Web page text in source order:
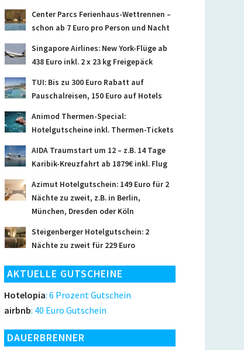
Center Parcs Ferienhaus-Wettrennen –
schon ab 7 Euro pro Person und Nacht
Singapore Airlines: New York-Flüge ab
438 Euro inkl. 2 x 23 kg Freigepäck
TUI: Bis zu 300 Euro Rabatt auf
Pauschalreisen, 150 Euro auf Hotels
Animod Thermen-Special:
Hotelgutscheine inkl. Thermen-Tickets
AIDA Traumstart um 12 – z.B. 14 Tage
Karibik-Kreuzfahrt ab 1879€ inkl. Flug
Azimut Hotelgutschein: 149 Euro für 2
Nächte zu zweit, z.B. in Berlin,
München, Dresden oder Köln
Steigenberger Hotelgutschein: 2
Nächte zu zweit für 229 Euro
AKTUELLE GUTSCHEINE
Hotelopia: 6 Prozent Gutschein
airbnb: 40 Euro Gutschein
DAUERBRENNER